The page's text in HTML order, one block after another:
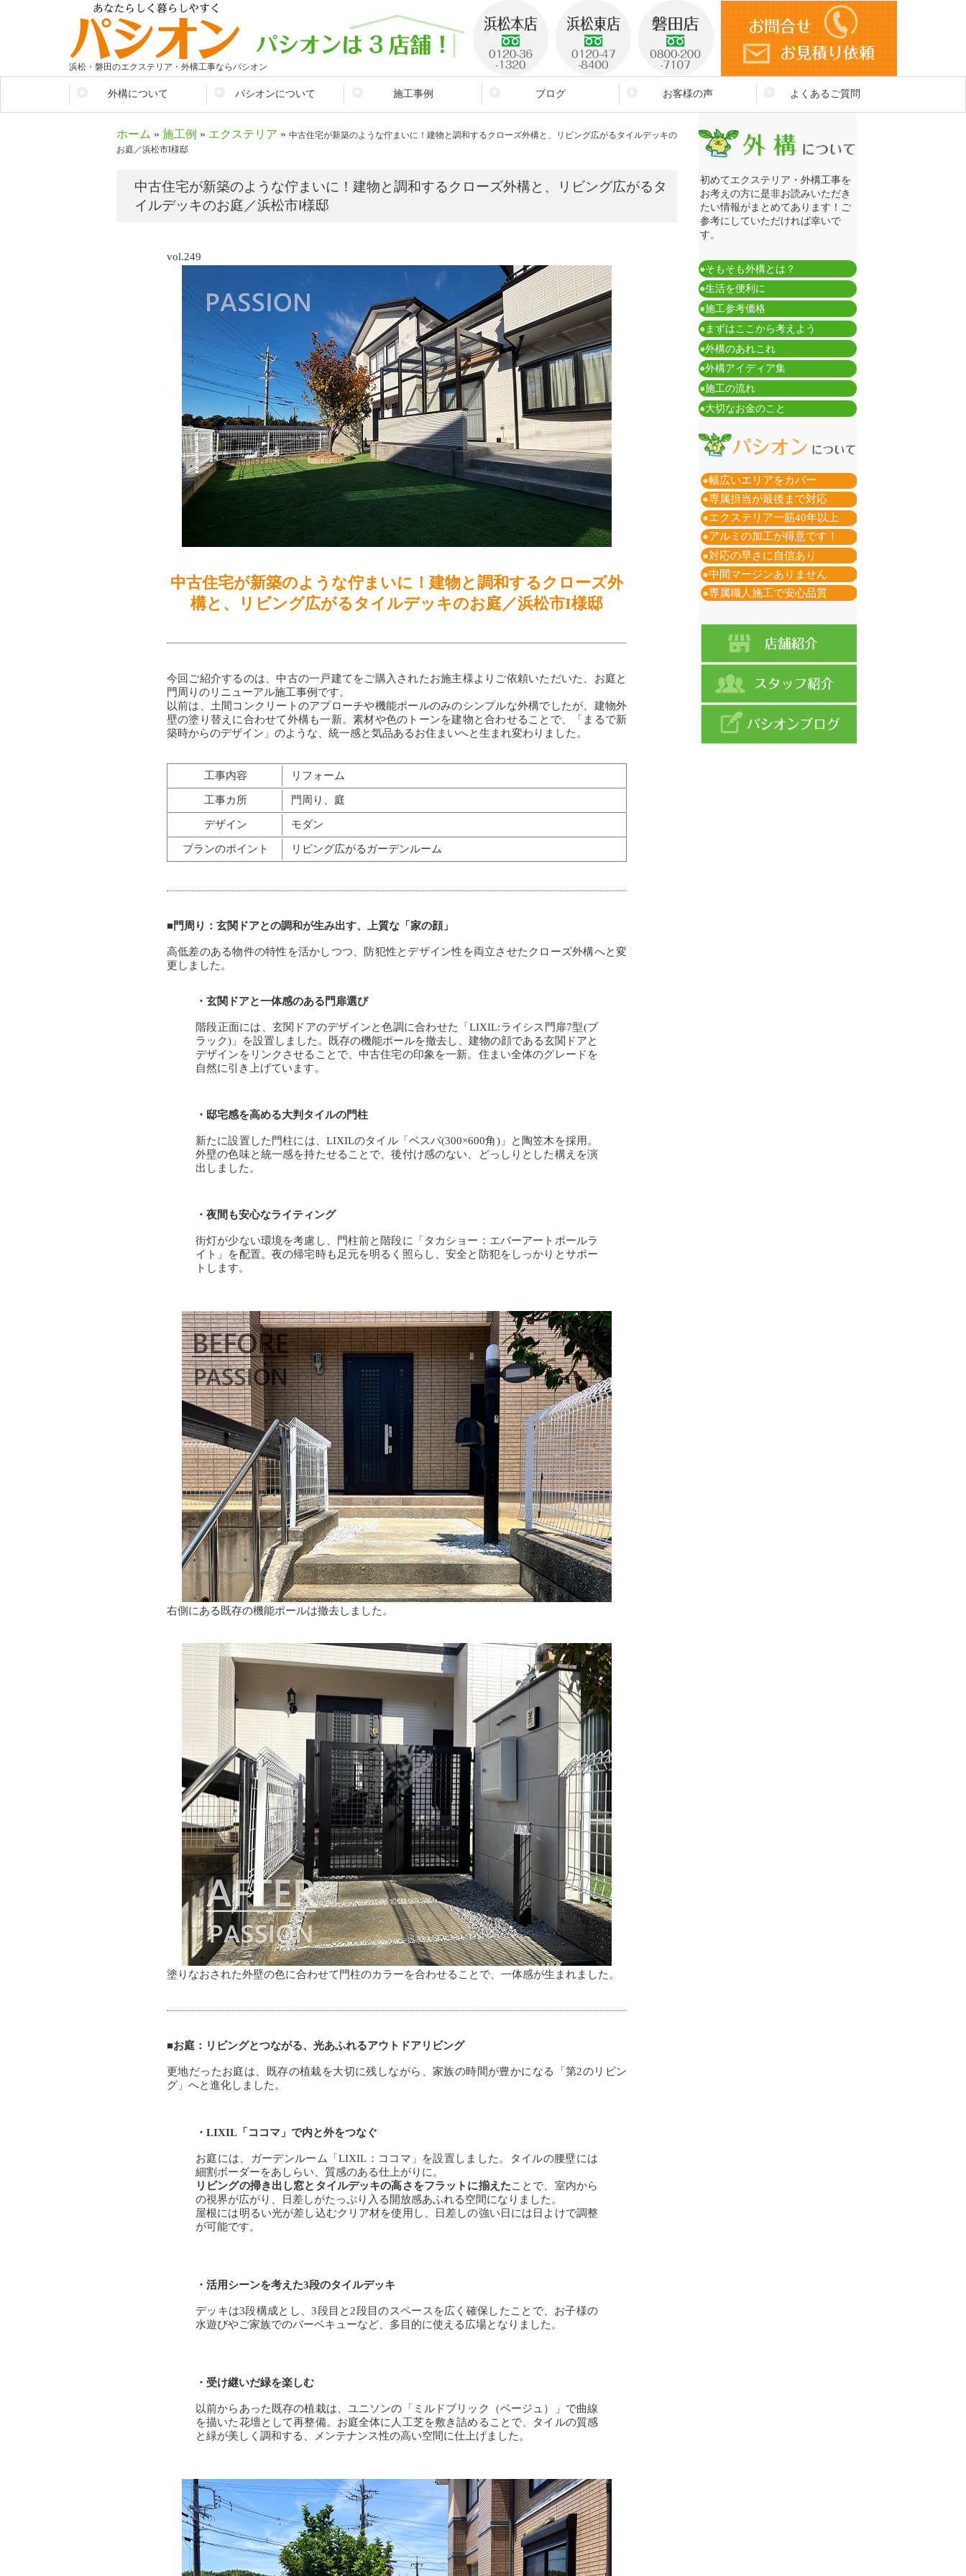
浜松・磐田のエクステリア・外構工事ならパシオン
外構について
生活を便利に
まずはここから考えよう
外構アイディア集
パシオンについて
スタッフ紹介
施工事例 ブログ お客様の声 よくあるご質問
ホーム » 施工例 » エクステリア » 中古住宅が新築のような佇まいに！建物と調和するクローズ外構と、リビング広がるタイルデッキの
お庭／浜松市I様邸
中古住宅が新築のような佇まいに！建物と調和するクローズ外構と、リビング広がるタ
イルデッキのお庭／浜松市I様邸
vol.249
中古住宅が新築のような佇まいに！建物と調和するクローズ外
構と、リビング広がるタイルデッキのお庭／浜松市I様邸
今回ご紹介するのは、中古の一戸建てをご購入されたお施主様よりご依頼いただいた、お庭と
門周りのリニューアル施工事例です。
以前は、土間コンクリートのアプローチや機能ポールのみのシンプルな外構でしたが、建物外
壁の塗り替えに合わせて外構も一新。素材や色のトーンを建物と合わせることで、「まるで新
築時からのデザイン」のような、統一感と気品あるお住まいへと生まれ変わりました。
工事内容 リフォーム
工事カ所 門周り、庭
デザイン モダン
プランのポイント リビング広がるガーデンルーム
■門周り：玄関ドアとの調和が生み出す、上質な「家の顔」
高低差のある物件の特性を活かしつつ、防犯性とデザイン性を両立させたクローズ外構へと変
更しました。
・玄関ドアと一体感のある門扉選び
階段正面には、玄関ドアのデザインと色調に合わせた「LIXIL:ライシス門扉7型(ブ
ラック)」を設置しました。既存の機能ポールを撤去し、建物の顔である玄関ドアと
デザインをリンクさせることで、中古住宅の印象を一新。住まい全体のグレードを
自然に引き上げています。
・邸宅感を高める大判タイルの門柱
新たに設置した門柱には、LIXILのタイル「ベスパ(300×600角)」と陶笠木を採用。
外壁の色味と統一感を持たせることで、後付け感のない、どっしりとした構えを演
出しました。
・夜間も安心なライティング
街灯が少ない環境を考慮し、門柱前と階段に「タカショー：エバーアートポールラ
イト」を配置。夜の帰宅時も足元を明るく照らし、安全と防犯をしっかりとサポー
トします。
右側にある既存の機能ポールは撤去しました。
塗りなおされた外壁の色に合わせて門柱のカラーを合わせることで、一体感が生まれました。
■お庭：リビングとつながる、光あふれるアウトドアリビング
更地だったお庭は、既存の植栽を大切に残しながら、家族の時間が豊かになる「第2のリビン
グ」へと進化しました。
・LIXIL「ココマ」で内と外をつなぐ
お庭には、ガーデンルーム「LIXIL：ココマ」を設置しました。タイルの腰壁には
細割ボーダーをあしらい、質感のある仕上がりに。
リビングの掃き出し窓とタイルデッキの高さをフラットに揃えたことで、室内から
の視界が広がり、日差しがたっぷり入る開放感あふれる空間になりました。
屋根には明るい光が差し込むクリア材を使用し、日差しの強い日には日よけで調整
が可能です。
・活用シーンを考えた3段のタイルデッキ
デッキは3段構成とし、3段目と2段目のスペースを広く確保したことで、お子様の
水遊びやご家族でのバーベキューなど、多目的に使える広場となりました。
・受け継いだ緑を楽しむ
以前からあった既存の植栽は、ユニソンの「ミルドブリック（ベージュ）」で曲線
を描いた花壇として再整備。お庭全体に人工芝を敷き詰めることで、タイルの質感
と緑が美しく調和する、メンテナンス性の高い空間に仕上げました。
初めてエクステリア・外構工事を
お考えの方に是非お読みいただき
たい情報がまとめてあります！ご
参考にしていただければ幸いで
す。
●そもそも外構とは？
●生活を便利に
●施工参考価格
● まずはここから考えよう
●外構のあれこれ
●外構アイディア集
●施工の流れ
●大切なお金のこと
●幅広いエリアをカバー
●専属担当が最後まで対応
●エクステリア一筋40年以上
●アルミの加工が得意です！
●対応の早さに自信あり
●中間マージンありません
●専属職人施工で安心品質